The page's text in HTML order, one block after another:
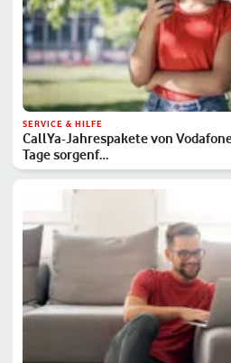
SERVICE & HILFE
CallYa-Jahrespakete von
Tage sorgenf…